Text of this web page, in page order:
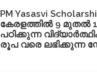
PM Yasasvi
കേരളത്തിൽ 9 മുതൽ
പഠിക്കുന്ന
രൂപ വരെ ലഭിക്കുന്ന